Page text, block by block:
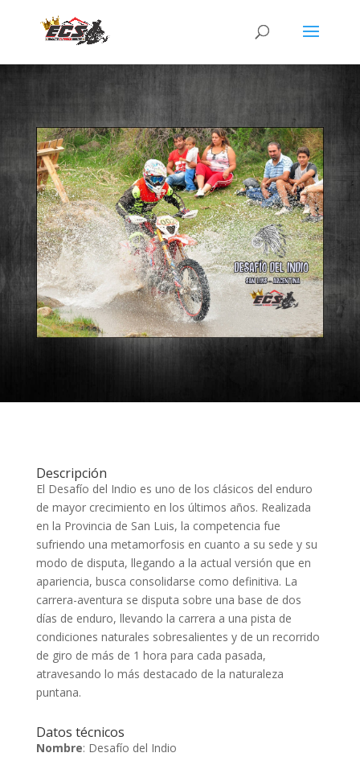
Descripción
El Desafío del Indio es uno de los clásicos del enduro
de mayor crecimiento en los últimos años. Realizada
en la Provincia de San Luis, la competencia fue
sufriendo una metamorfosis en cuanto a su sede y su
modo de disputa, llegando a la actual versión que en
apariencia, busca consolidarse como definitiva. La
carrera-aventura se disputa sobre una base de dos
días de enduro, llevando la carrera a una pista de
condiciones naturales sobresalientes y de un recorrido
de giro de más de 1 hora para cada pasada,
atravesando lo más destacado de la naturaleza
puntana.
Datos técnicos
Nombre: Desafío del Indio